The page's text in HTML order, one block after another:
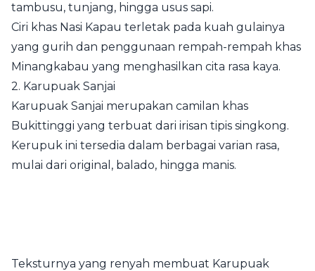
tambusu, tunjang, hingga usus sapi.
Ciri khas Nasi Kapau terletak pada kuah gulainya
yang gurih dan penggunaan rempah-rempah khas
Minangkabau yang menghasilkan cita rasa kaya.
2. Karupuak Sanjai
Karupuak Sanjai merupakan camilan khas
Bukittinggi yang terbuat dari irisan tipis singkong.
Kerupuk ini tersedia dalam berbagai varian rasa,
mulai dari original, balado, hingga manis.
Teksturnya yang renyah membuat Karupuak